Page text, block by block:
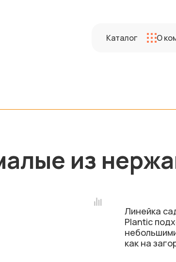
Каталог О
из
Линейка
Plantic
как на